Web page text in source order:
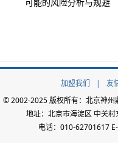
加盟我们 |
友
© 2002-2025 版权所有：北京神
地址：北京市海淀区 中关
电话：010-62701617